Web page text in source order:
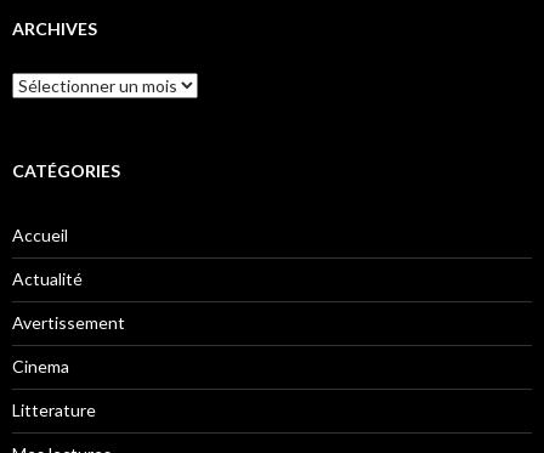
ARCHIVES
Archives
CATÉGORIES
Accueil
Actualité
Avertissement
Cinema
Litterature